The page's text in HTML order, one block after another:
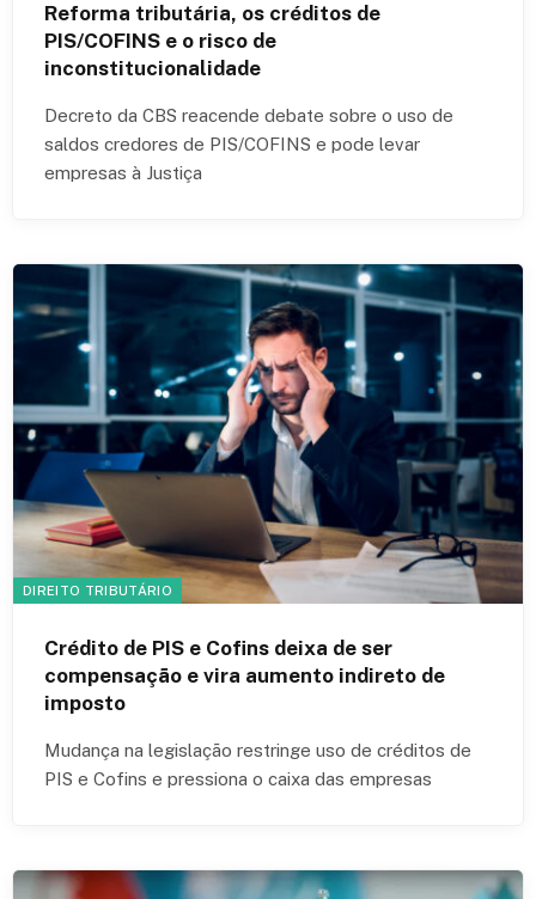
Reforma tributária, os créditos de
PIS/COFINS e o risco de
inconstitucionalidade
Decreto da CBS reacende debate sobre o uso de
saldos credores de PIS/COFINS e pode levar
empresas à Justiça
DIREITO TRIBUTÁRIO
Crédito de PIS e Cofins deixa de ser
compensação e vira aumento indireto de
imposto
Mudança na legislação restringe uso de créditos de
PIS e Cofins e pressiona o caixa das empresas